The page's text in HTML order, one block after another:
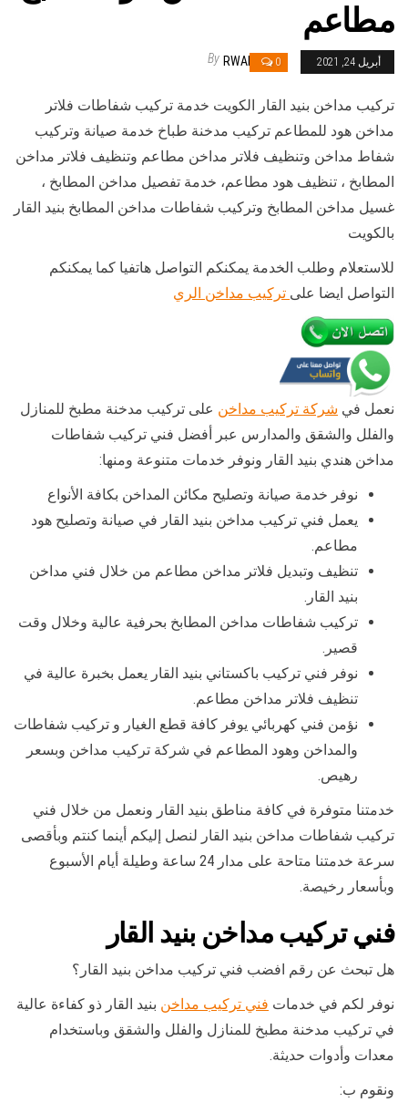
مطاعم
أبريل 24, 2021 0
By RWAN
تركيب مداخن بنيد القار الكويت خدمة تركيب شفاطات فلاتر
مداخن هود للمطاعم تركيب مدخنة طباخ خدمة صيانة وتركيب
شفاط مداخن وتنظيف فلاتر مداخن مطاعم وتنظيف فلاتر مداخن
المطابخ ، تنظيف هود مطاعم، خدمة تفصيل مداخن المطابخ ،
غسيل مداخن المطابخ وتركيب شفاطات مداخن المطابخ بنيد القار
بالكويت
للاستعلام وطلب الخدمة يمكنكم التواصل هاتفيا كما يمكنكم
التواصل ايضا على تركيب مداخن الري
نعمل في شركة تركيب مداخن على تركيب مدخنة مطبخ للمنازل
والفلل والشقق والمدارس عبر أفضل فني تركيب شفاطات
مداخن هندي بنيد القار ونوفر خدمات متنوعة ومنها:
نوفر خدمة صيانة وتصليح مكائن المداخن بكافة الأنواع
يعمل فني تركيب مداخن بنيد القار في صيانة وتصليح هود
مطاعم.
تنظيف وتبديل فلاتر مداخن مطاعم من خلال فني مداخن
بنيد القار.
تركيب شفاطات مداخن المطابخ بحرفية عالية وخلال وقت
قصير.
نوفر فني تركيب باكستاني بنيد القار يعمل بخبرة عالية في
تنظيف فلاتر مداخن مطاعم.
نؤمن فني كهربائي يوفر كافة قطع الغيار و تركيب شفاطات
والمداخن وهود المطاعم في شركة تركيب مداخن وبسعر
رهيص.
خدمتنا متوفرة في كافة مناطق بنيد القار ونعمل من خلال فني
تركيب شفاطات مداخن بنيد القار لنصل إليكم أينما كنتم وبأقصى
سرعة خدمتنا متاحة على مدار 24 ساعة وطيلة أيام الأسبوع
وبأسعار رخيصة.
فني تركيب مداخن بنيد القار
هل تبحث عن رقم افضب فني تركيب مداخن بنيد القار؟
نوفر لكم في خدمات فني تركيب مداخن بنيد القار ذو كفاءة عالية
في تركيب مدخنة مطبخ للمنازل والفلل والشقق وباستخدام
معدات وأدوات حديثة.
ونقوم ب: